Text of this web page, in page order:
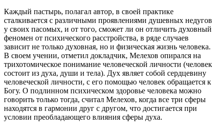
Каждый пастырь, полагал автор, в своей практике
сталкивается с различными проявлениями душевных недугов
у своих пасомых, и от того, сможет ли он отличить духовный
феномен от психического расстройства, в ряде случаев
зависит не только духовная, но и физическая жизнь человека.
В своем учении, отметил докладчик, Мелехов опирался на
трихотомическое понимание человеческой личности (человек
состоит из духа, души и тела). Дух являет собой сердцевину
человеческой личности, с его помощью человек обращается к
Богу. О подлинном психическом здоровье человека можно
говорить только тогда, считал Мелехов, когда все три сферы
находятся в гармонии друг с другом, что достигается при
условии преобладающего влияния сферы духа.